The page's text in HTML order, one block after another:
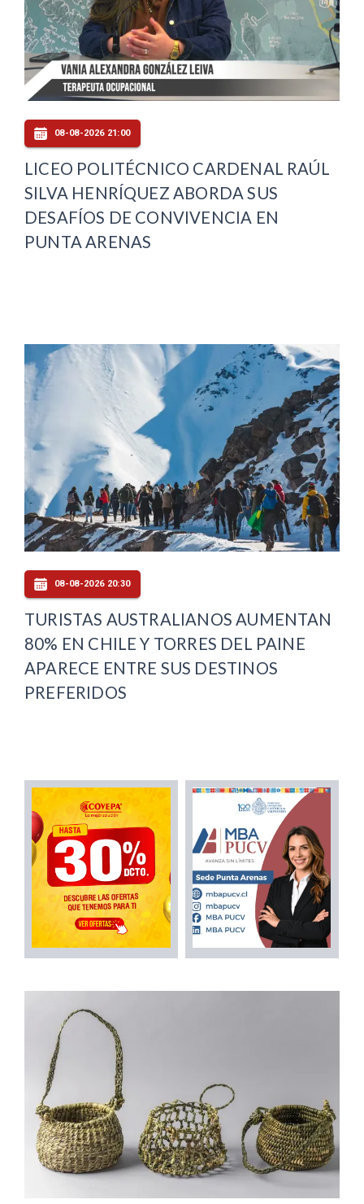
08-08-2026 21:00
LICEO POLITÉCNICO CARDENAL RAÚL
SILVA HENRÍQUEZ ABORDA SUS
DESAFÍOS DE CONVIVENCIA EN
PUNTA ARENAS
08-08-2026 20:30
TURISTAS AUSTRALIANOS AUMENTAN
80% EN CHILE Y TORRES DEL PAINE
APARECE ENTRE SUS DESTINOS
PREFERIDOS